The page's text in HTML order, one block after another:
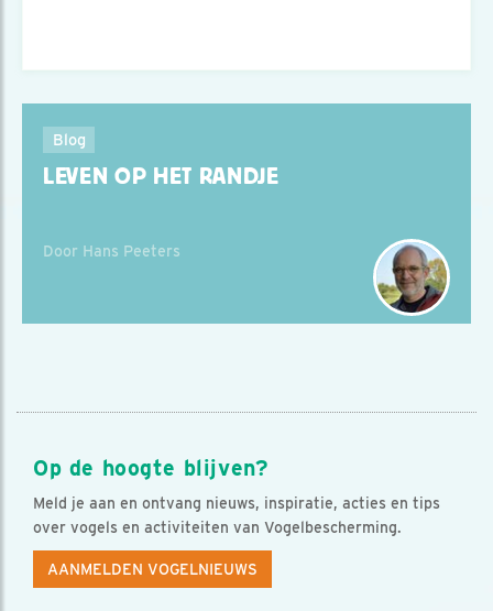
Blog
LEVEN OP HET RANDJE
Door Hans Peeters
Op de hoogte blijven?
Meld je aan en ontvang nieuws, inspiratie, acties en tips
over vogels en activiteiten van Vogelbescherming.
AANMELDEN VOGELNIEUWS